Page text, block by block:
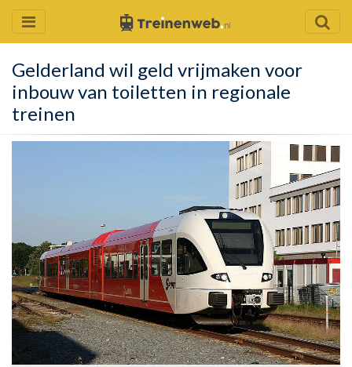
Gelderland wil geld vrijmaken voor
inbouw van toiletten in regionale
treinen